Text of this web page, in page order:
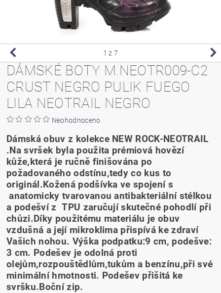
1 z 7
DÁMSKÉ BOTY M.NEOTR009-C2
CRUST NEGRO PULIK FUEGO
LILA NEOTRAIL NEGRO
Neohodnoceno
Dámská obuv z kolekce NEW ROCK-NEOTRAIL
.Na svršek byla použita prémiová hovězí
kůže,která je ručně finišována po
požadovaného odstínu,tedy co kus to
originál.Kožená podšívka ve spojení s
anatomicky tvarovanou antibakteriální stélkou
a podešví z TPU zaručují skutečné pohodlí při
chůzi.Díky použitému materiálu je obuv
vzdušná a její mikroklima přispívá ke zdraví
Vašich nohou. Výška podpatku:9 cm, podešve:
3 cm. Podešev je odolná proti
olejům,rozpouštědlům,tukům a benzínu,při své
minimální hmotnosti. Podešev přišitá ke
svršku.Boční zip.